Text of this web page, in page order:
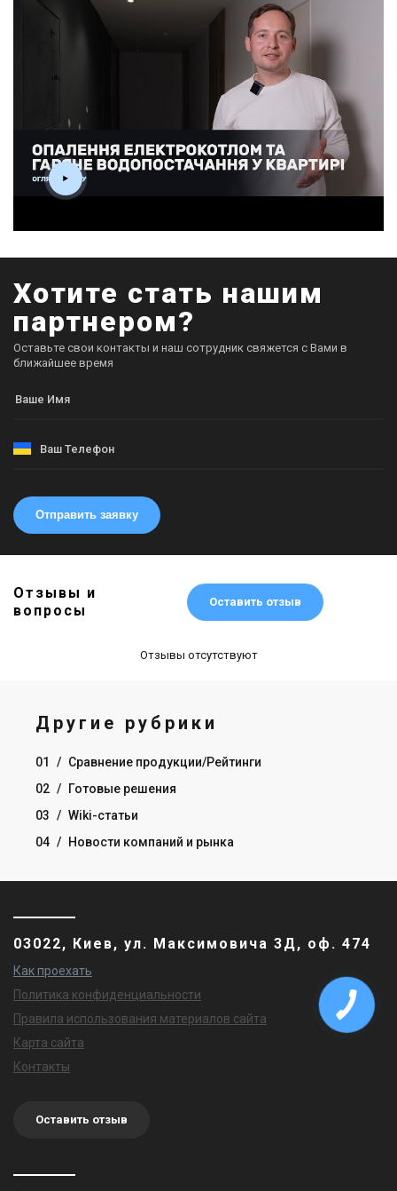
Хотите стать нашим
партнером?
Оставьте свои контакты и наш сотрудник свяжется с Вами в
ближайшее время
Отправить заявку
Отзывы и
вопросы
Оставить отзыв
Отзывы отсутствуют
Другие рубрики
01 / Сравнение продукции/Рейтинги
02 /
Готовые решения
03 / Wiki-статьи
04 / Новости компаний и рынка
03022, Киев, ул. Максимовича 3Д, оф. 474
Как проехать
Политика конфиденциальности
Правила использования материалов сайта
Карта сайта
Контакты
Оставить отзыв